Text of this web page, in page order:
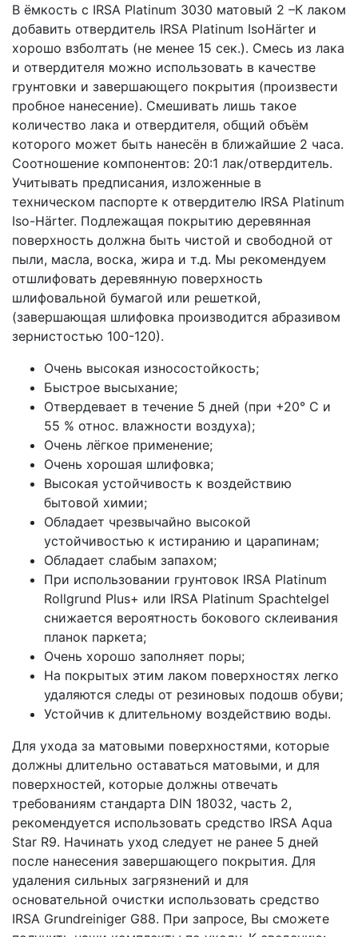
В ёмкость с IRSA Platinum 3030 матовый 2 –К лаком
добавить отвердитель IRSA Platinum IsoHärter и
хорошо взболтать (не менее 15 сек.). Смесь из лака
и отвердителя можно использовать в качестве
грунтовки и завершающего покрытия (произвести
пробное нанесение). Смешивать лишь такое
количество лака и отвердителя, общий объём
которого может быть нанесён в ближайшие 2 часа.
Соотношение компонентов: 20:1 лак/отвердитель.
Учитывать предписания, изложенные в
техническом паспорте к отвердителю IRSA Platinum
Iso-Härter. Подлежащая покрытию деревянная
поверхность должна быть чистой и свободной от
пыли, масла, воска, жира и т.д. Мы рекомендуем
отшлифовать деревянную поверхность
шлифовальной бумагой или решеткой,
(завершающая шлифовка производится абразивом
зернистостью 100-120).
Очень высокая износостойкость;
Быстрое высыхание;
Отвердевает в течение 5 дней (при +20° С и
55 % относ. влажности воздуха);
Очень лёгкое применение;
Очень хорошая шлифовка;
Высокая устойчивость к воздействию
бытовой химии;
Обладает чрезвычайно высокой
устойчивостью к истиранию и царапинам;
Обладает слабым запахом;
При использовании грунтовок IRSA Platinum
Rollgrund Plus+ или IRSA Platinum Spachtelgel
снижается вероятность бокового склеивания
планок паркета;
Очень хорошо заполняет поры;
На покрытых этим лаком поверхностях легко
удаляются следы от резиновых подошв обуви;
Устойчив к длительному воздействию воды.
Для ухода за матовыми поверхностями, которые
должны длительно оставаться матовыми, и для
поверхностей, которые должны отвечать
требованиям стандарта DIN 18032, часть 2,
рекомендуется использовать средство IRSA Aqua
Star R9. Начинать уход следует не ранее 5 дней
после нанесения завершающего покрытия. Для
удаления сильных загрязнений и для
основательной очистки использовать средство
IRSA Grundreiniger G88. При запросе, Вы сможете